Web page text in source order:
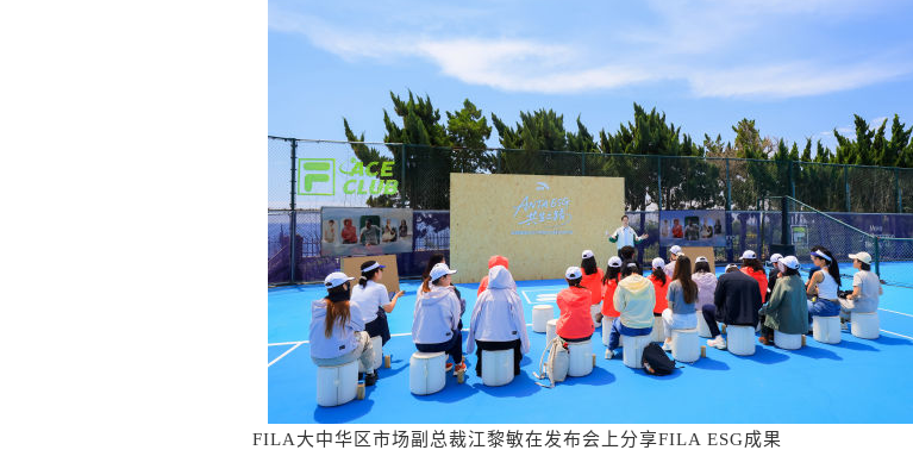
FILA大中华区市场副总裁江黎敏在发布会上分享FILA ESG成果